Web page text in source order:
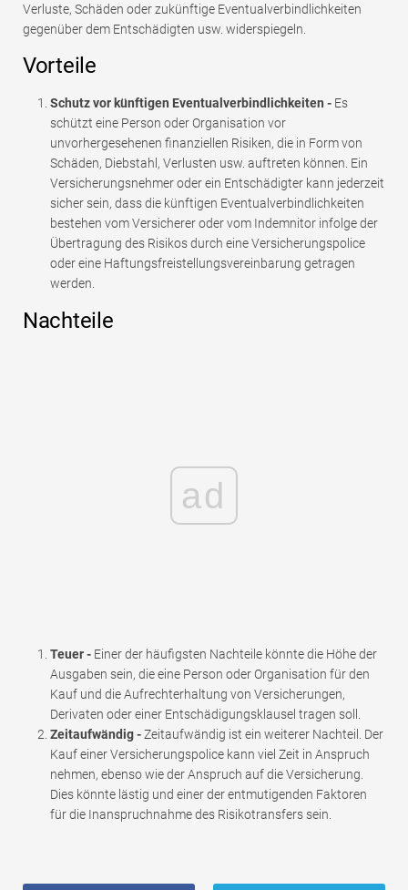
Verluste, Schäden oder zukünftige Eventualverbindlichkeiten
gegenüber dem Entschädigten usw. widerspiegeln.
Vorteile
Schutz vor künftigen Eventualverbindlichkeiten - Es
schützt eine Person oder Organisation vor
unvorhergesehenen finanziellen Risiken, die in Form von
Schäden, Diebstahl, Verlusten usw. auftreten können. Ein
Versicherungsnehmer oder ein Entschädigter kann jederzeit
sicher sein, dass die künftigen Eventualverbindlichkeiten
bestehen vom Versicherer oder vom Indemnitor infolge der
Übertragung des Risikos durch eine Versicherungspolice
oder eine Haftungsfreistellungsvereinbarung getragen
werden.
Nachteile
ad
Teuer - Einer der häufigsten Nachteile könnte die Höhe der
Ausgaben sein, die eine Person oder Organisation für den
Kauf und die Aufrechterhaltung von Versicherungen,
Derivaten oder einer Entschädigungsklausel tragen soll.
Zeitaufwändig -Zeitaufwändig ist ein weiterer Nachteil. Der
Kauf einer Versicherungspolice kann viel Zeit in Anspruch
nehmen, ebenso wie der Anspruch auf die Versicherung.
Dies könnte lästig und einer der entmutigenden Faktoren
für die Inanspruchnahme des Risikotransfers sein.